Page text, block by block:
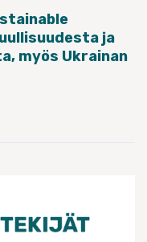
ja
myös Ukrainan